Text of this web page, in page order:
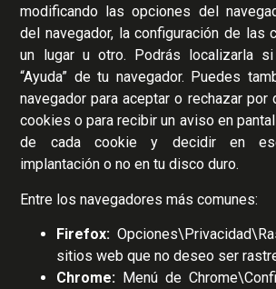
modificando las opciones del
del navegador, la configuración de las
un lugar u otro. Podrás localizarla
“Ayuda” de tu navegador. Puedes
navegador para aceptar o rechazar
cookies o para recibir un aviso en
de cada cookie y decidir en
implantación o no en tu disco duro.
Entre los navegadores más comunes:
Firefox:
sitios web que no deseo ser
Chrome: Menú de